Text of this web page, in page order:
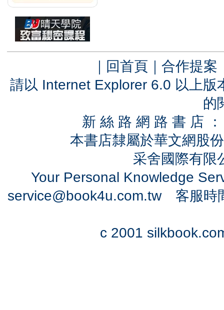
｜ 回首頁 ｜ 合作提案
請以 Internet Explorer 6.0 以上
的
新 絲 路 網 路 書 店
本書店隸屬於華文網股
采舍國際有
Your Personal Knowledge
service@book4u.com.tw客服時
c 2001